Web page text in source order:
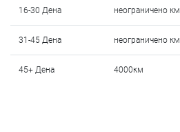
ENGLISH
16-30 Дена неограничено км
31-45 Дена неограничено км
45+ Дена 4000км